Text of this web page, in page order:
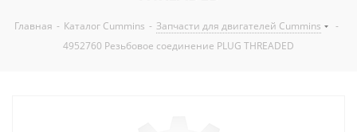
Главная - Каталог Cummins - Запчасти для двигателей Cummins
-
4952760 Резьбовое соединение PLUG THREADED